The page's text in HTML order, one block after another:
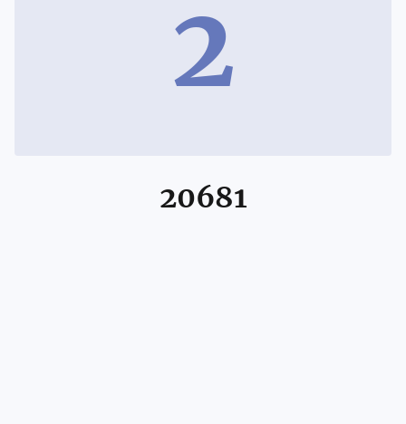
2
20681